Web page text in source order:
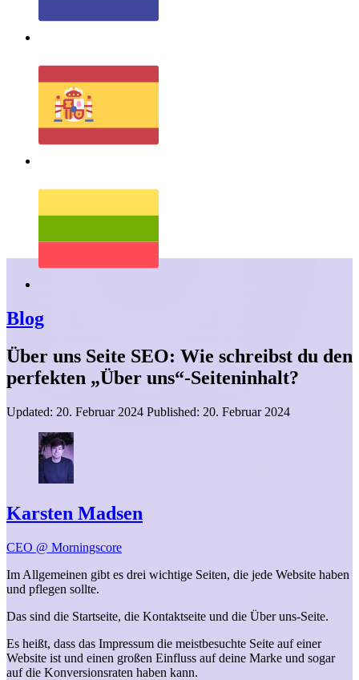
Blog
Über uns Seite SEO: Wie schreibst du den
perfekten „Über uns“-Seiteninhalt?
Updated: 20. Februar 2024 Published: 20. Februar 2024
Karsten Madsen
CEO @ Morningscore
Im Allgemeinen gibt es drei wichtige Seiten, die jede Website haben
und pflegen sollte.
Das sind die Startseite, die Kontaktseite und die Über uns-Seite.
Es heißt, dass das Impressum die meistbesuchte Seite auf einer
Website ist und einen großen Einfluss auf deine Marke und sogar
auf die Konversionsraten haben kann.